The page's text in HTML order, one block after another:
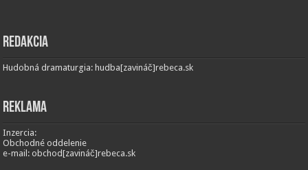
Redakcia
Hudobná dramaturgia: hudba[zavináč]rebeca.sk
Reklama
Inzercia:
Obchodné oddelenie
e-mail: obchod[zavináč]rebeca.sk